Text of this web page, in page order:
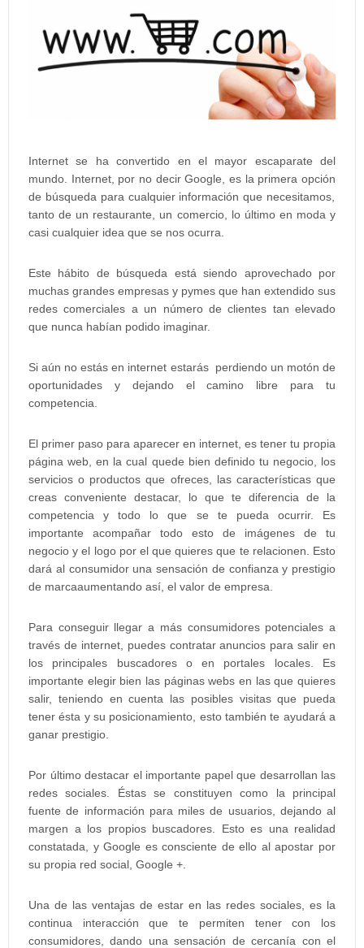
Internet se ha convertido en el mayor escaparate del
mundo
Internet, por no decirGoogle , es la primera opción
de búsqueda para cualquier información que necesitamos,
tanto de un restaurante, un comercio, lo último en moda y
casi cualquier idea que se nos ocurra.
Este hábito de búsqueda está siendo aprovechado por
muchas grandes empresas y pymes que han extendido sus
redes comerciales a un número de clientes tan elevado
que nunca habían podido imaginar.
Si aún no estás en internet estarás perdiendo un motón de
oportunidades y dejando el camino libre para tu
competencia.
El primer paso para aparecer en internet, es tener tu propia
página web, en la cual quede bien definido tu negocio, los
servicios o productos que ofreces, las características que
creas conveniente destacar, lo que te diferencia de la
competencia y todo lo que se te pueda ocurrir. Es
importante acompañar todo esto de imágenes de tu
negocio y el logo por el que quieres que te relacionen. Esto
dará al consumidor una sensación de confianza y prestigio
de marcaaumentando así, el valor de empresa.
Para conseguir llegar a más consumidores potenciales a
través de internet, puedes contratar anuncios para salir en
los principales buscadores o en portales locales. Es
importante elegir bien las páginas webs en las que quieres
salir, teniendo en cuenta las posibles visitas que pueda
tener ésta y su posicionamiento, esto también te ayudará a
ganar prestigio.
Por último destacar el importante papel que desarrollan las
redes sociales. Éstas se constituyen como la principal
fuente de información para miles de usuarios, dejando al
margen a los propios buscadores. Esto es una realidad
constatada, y Google es consciente de ello al apostar por
su propia red social, Google +.
Una de las ventajas de estar en las redes sociales, es la
continua interacción que te permiten tener con los
consumidores, dando una sensación de cercanía con el